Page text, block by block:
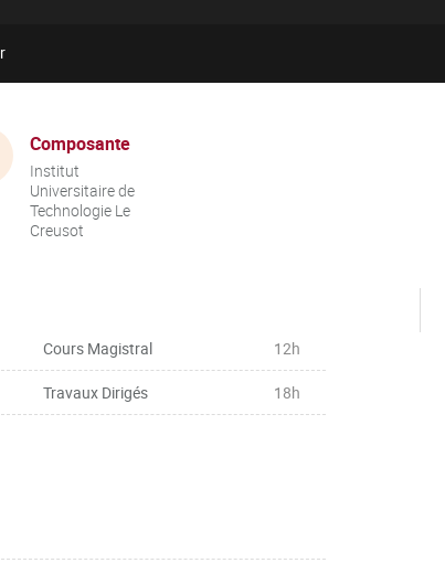
Composante
Institut
Universitaire de
Technologie Le
Creusot
Cours Magistral 12h
Travaux Dirigés 18h